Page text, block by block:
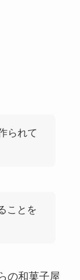
られて
ことを
の和菓子屋